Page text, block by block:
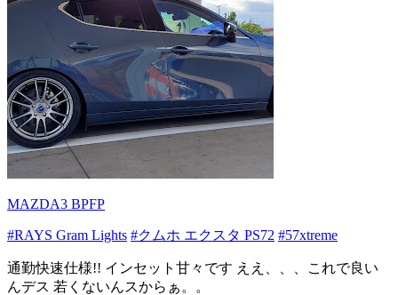
MAZDA3 BPFP
#RAYS Gram Lights #クムホ エクスタ PS72 #57xtreme
通勤快速仕様!! インセット甘々です ええ、、、これで良い
んデス 若くないんスからぁ。。